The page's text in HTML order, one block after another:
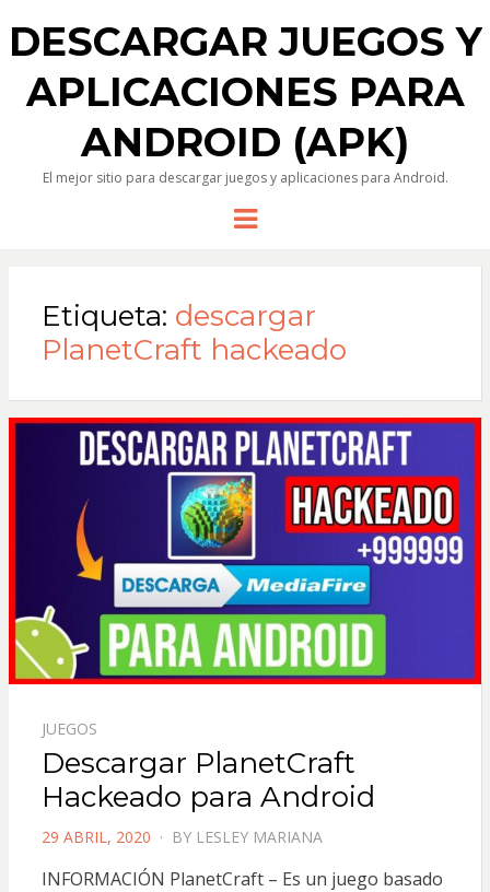
DESCARGAR JUEGOS Y
APLICACIONES PARA
ANDROID (APK)
El mejor sitio para descargar juegos y aplicaciones para Android.
Menu
Etiqueta: descargar
PlanetCraft hackeado
JUEGOS
Descargar PlanetCraft
Hackeado para Android
POSTED
29 ABRIL, 2020 BY LESLEY MARIANA
INFORMACIÓN PlanetCraft – Es un juego basado